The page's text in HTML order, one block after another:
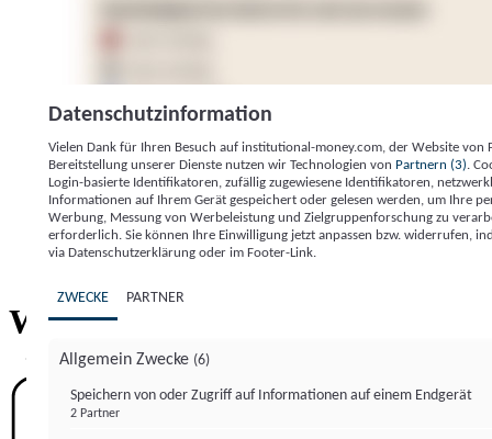
Institutional Money
ImpressumDatenschutzerklärung
Willkommen bei
Datenschutzinformation
Vielen Dank für Ihren Besuch auf institutional-money.com, der Website von
Bereitstellung unserer Dienste nutzen wir Technologien von Partnern (3) .
Login-basierte Identifikatoren, zufällig zugewiesene Identifikatoren,
Informationen auf Ihrem Gerät gespeichert oder gelesen werden, um Ihre
Werbung, Messung von Werbeleistung und Zielgruppenforschung zu
erforderlich. Sie können Ihre Einwilligung jetzt anpassen bzw. widerrufen,
via Datenschutzerklärung oder im Footer-Link.
ZWECKE PARTNER
Allgemein Zwecke (6)
Speichern von oder Zugriff auf Informationen auf einem Endgerät
2 Partner